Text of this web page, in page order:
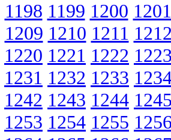
1198 1199 1200 1201
1209 1210 1211
1220 1221 1222
1231 1232 1233
1242 1243 1244
1253 1254 1255